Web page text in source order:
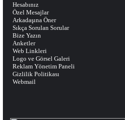
Hesabınız
Özel Mesajlar
Arkadaşına Öner
Sıkça Sorulan Sorular
Bize Yazın
Anketler
Web Linkleri
Logo ve Görsel Galeri
Reklam Yönetim Paneli
Gizlilik Politikası
Webmail